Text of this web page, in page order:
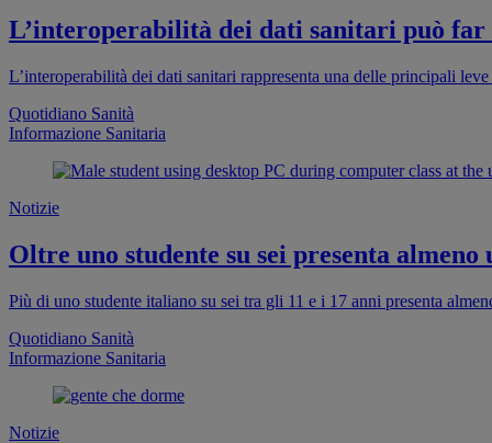
L’interoperabilità dei dati sanitari può
L’interoperabilità dei dati sanitari rappresenta una delle principali
Quotidiano Sanità
Informazione Sanitaria
Notizie
Oltre uno studente su sei presenta
Più di uno studente italiano su sei tra gli 11 e i 17 anni presenta
Quotidiano Sanità
Informazione Sanitaria
Notizie